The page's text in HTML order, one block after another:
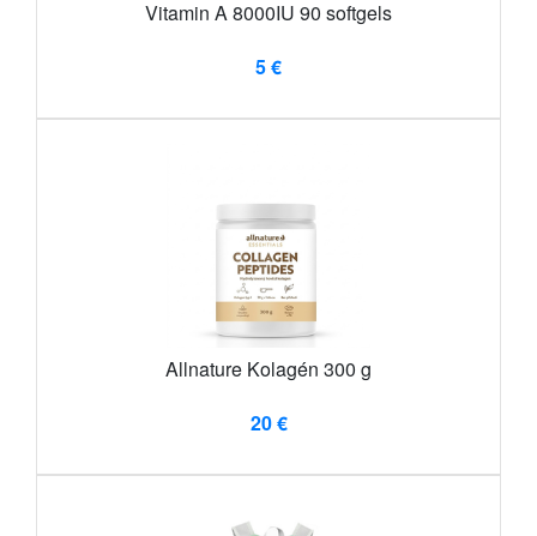
Vitamin A 8000IU 90 softgels
5 €
Allnature Kolagén 300 g
20 €